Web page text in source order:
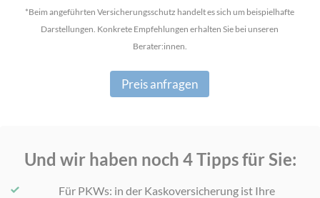
*Beim angeführten Versicherungsschutz handelt es sich um beispielhafte
Darstellungen. Konkrete Empfehlungen erhalten Sie bei unseren
Berater:innen.
Preis anfragen
Und wir haben noch 4 Tipps für Sie:
Für PKWs: in der Kaskoversicherung ist Ihre